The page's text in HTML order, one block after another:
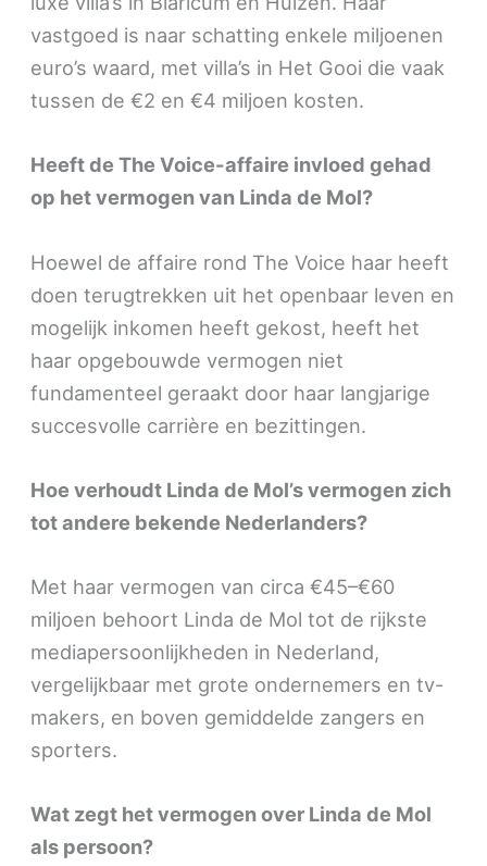
vastgoed is naar schatting enkele miljoenen
euro’s waard, met villa’s in Het Gooi die vaak
tussen de €2 en €4 miljoen kosten.
Heeft de The Voice-affaire invloed gehad
op het vermogen van Linda de Mol?
Hoewel de affaire rond The Voice haar heeft
doen terugtrekken uit het openbaar leven en
mogelijk inkomen heeft gekost, heeft het
haar opgebouwde vermogen niet
fundamenteel geraakt door haar langjarige
succesvolle carrière en bezittingen.
Hoe verhoudt Linda de Mol’s vermogen zich
tot andere bekende Nederlanders?
Met haar vermogen van circa €45–€60
miljoen behoort Linda de Mol tot de rijkste
mediapersoonlijkheden in Nederland,
vergelijkbaar met grote ondernemers en tv-
makers, en boven gemiddelde zangers en
sporters.
Wat zegt het vermogen over Linda de Mol
als persoon?